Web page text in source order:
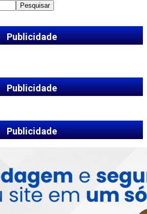
Pesquisar
Publicidade
Publicidade
Publicidade